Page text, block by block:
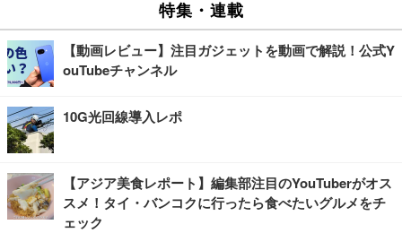
特集・連載
【動画レビュー】注目ガジェットを動画で解説！公式Y
ouTubeチャンネル
10G光回線導入レポ
【アジア美食レポート】編集部注目のYouTuberがオス
スメ！タイ・バンコクに行ったら食べたいグルメをチ
ェック